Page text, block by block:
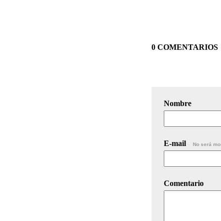
0 COMENTARIOS
Nombre
E-mail No será
Comentario